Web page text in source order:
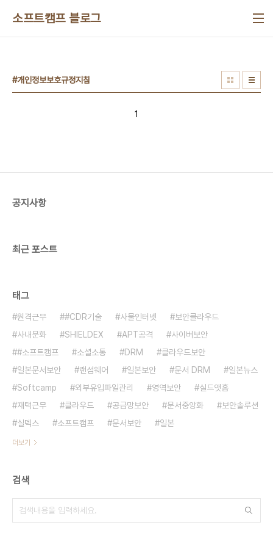
소프트캠프 블로그
#개인정보보호규정지침
1
공지사항
최근 포스트
태그
원격근무 #CDR기술 사물인터넷
보안클라우드
사내문화
SHIELDEX APT공격
사이버보안
#소프트캠프
소셜소통 DRM
클라우드보안
일본문서보안
랜섬웨어 일본보안 문서 DRM
일본뉴스
Softcamp
외부유입파일관리 영역보안
실드앳홈
재택근무
클라우드 공급망보안 문서중앙화
보안솔루션
실덱스
소프트캠프 문서보안 일본
더보기
검색